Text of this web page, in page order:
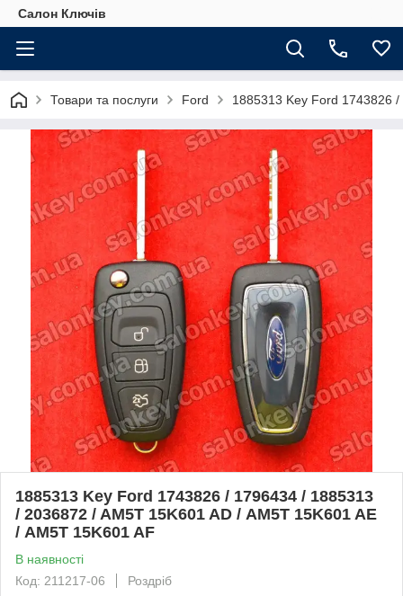
Салон Ключів
Товари та послуги Ford 1885313 Key Ford 1743826
1885313 Key Ford 1743826 / 1796434 / 1885313
/ 2036872 / AM5T 15K601 AD / AM5T 15K601 AE
/ AM5T 15K601 AF
В наявності
Код: 211217-06
Роздріб